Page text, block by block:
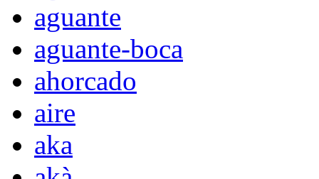
aguante
aguante-boca
ahorcado
aire
aka